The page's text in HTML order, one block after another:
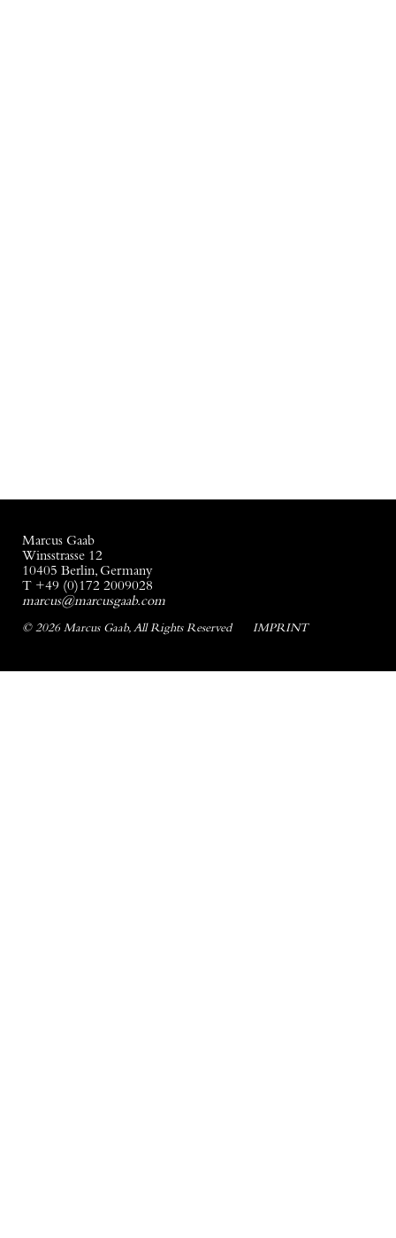
Marcus Gaab
Winsstrasse 12
10405 Berlin, Germany
T +49 (0)172 2009028
marcus@marcusgaab.com
© 2026 Marcus Gaab, All Rights Reserved IMPRINT